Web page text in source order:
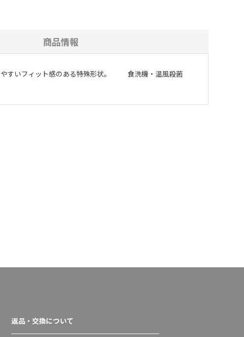
商品情報
いフィット感のある特殊形状。 食洗機・温風殺菌
返品・交換について